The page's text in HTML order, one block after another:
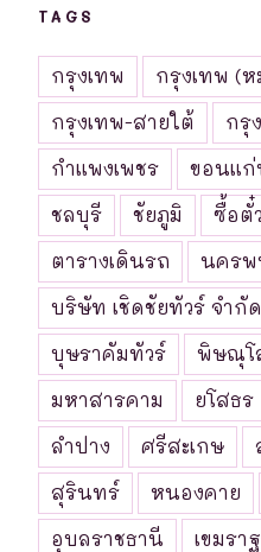
TAGS
กรุงเทพ
กรุงเทพ (
กรุงเทพ-สายใต้
กรุ
กำแพงเพชร
ขอนแ
ชลบุรี
ชัยภูมิ ซื้อตั๋
ตารางเดินรถ
นครพ
บริษัท เชิดชัยทัวร์ จำกัด
บุษราคัมทัวร์
พิษณุโ
มหาสารคาม
ยโสธร
ลำปาง
ศรีสะเกษ
สุรินทร์
หนองคาย
อุบลราชธานี
เขมรา